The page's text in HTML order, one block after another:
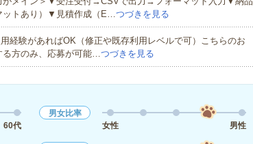
ットあり）▼見積作成（E…つづきを見る
経験があればOK（修正や既存利用レベルで可）こちらのお
る方のみ、応募が可能…つづきを見る
60代
男女比率
女性
男性